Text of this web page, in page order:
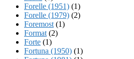
Forelle (1951) (1)
Forelle (1979) (2)
Foremost (1)
Format (2)
Forte (1)
Fortuna (1950) (1)